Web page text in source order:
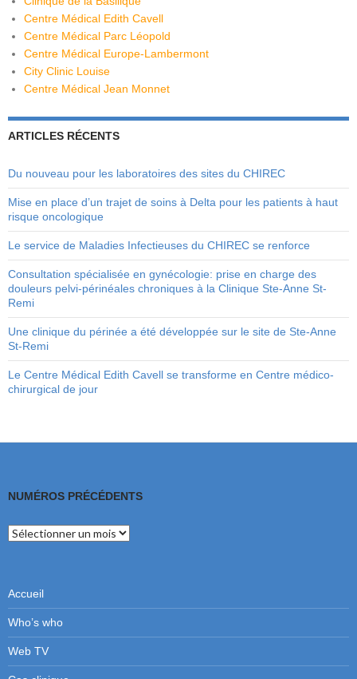
Centre Médical Edith Cavell
Centre Médical Parc Léopold
Centre Médical Europe-Lambermont
City Clinic Louise
Centre Médical Jean Monnet
ARTICLES RÉCENTS
Du nouveau pour les laboratoires des sites du CHIREC
Mise en place d’un trajet de soins à Delta pour les patients à haut
risque oncologique
Le service de Maladies Infectieuses du CHIREC se renforce
Consultation spécialisée en gynécologie: prise en charge des
douleurs pelvi-périnéales chroniques à la Clinique Ste-Anne St-
Remi
Une clinique du périnée a été développée sur le site de Ste-Anne
St-Remi
Le Centre Médical Edith Cavell se transforme en Centre médico-
chirurgical de jour
NUMÉROS PRÉCÉDENTS
Numéros
précédents
Accueil
Who’s who
Web TV